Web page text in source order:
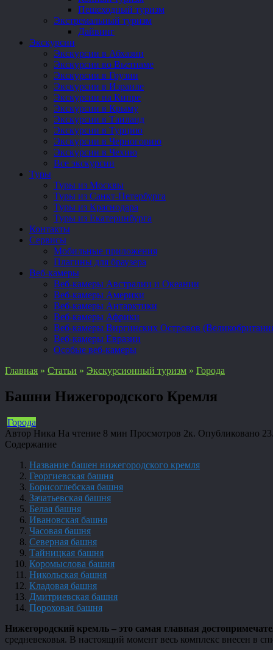
Пешеходный туризм
Экстремальный туризм
Дайвинг
Экскурсии
Экскурсии в Абхазии
Экскурсии во Вьетнаме
Экскурсии в Грузии
Экскурсии в Израиле
Экскурсии на Кипре
Экскурсии в Крыму
Экскурсии в Таиланд
Экскурсии в Турцию
Экскурсии в Черногорию
Экскурсии в Чехию
Все экскурсии
Туры
Туры из Москвы
Туры из Санкт-Петербурга
Туры из Краснодара
Туры из Екатеринбурга
Контакты
Сервисы
Мобильные приложения
Плагины для браузера
Веб-камеры
Веб-камеры Австралии и Океании
Веб-камеры Америки
Веб-камеры Антарктики
Веб-камеры Африки
Веб-камеры Виргинских Островов
Веб-камеры Евразии
Особые веб-камеры
Главная » Статьи » Экскурсионный туризм » Города
Башни Нижегородского Кремля
Города
Автор Ника На чтение 8 мин Просмотров 2к. Опубликовано
Содержание
Название башен нижегородского кремля
Георгиевская башня
Борисоглебская башня
Зачатьевская башня
Белая башня
Ивановская башня
Часовая башня
Северная башня
Тайницкая башня
Коромыслова башня
Никольская башня
Кладовая башня
Дмитриевская башня
Пороховая башня
Нижегородский кремль – это самая главная
средневековья. В настоящий момент весь комплекс внесен в